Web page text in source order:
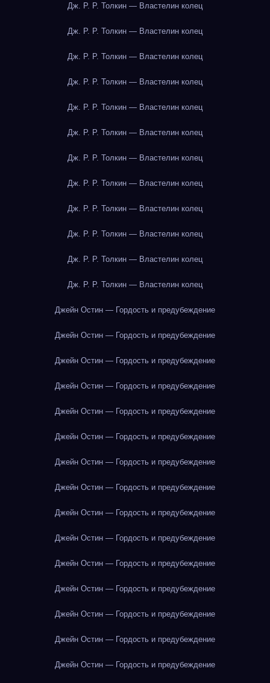
Дж. Р. Р. Толкин — Властелин колец
Дж. Р. Р. Толкин — Властелин колец
Дж. Р. Р. Толкин — Властелин колец
Дж. Р. Р. Толкин — Властелин колец
Дж. Р. Р. Толкин — Властелин колец
Дж. Р. Р. Толкин — Властелин колец
Дж. Р. Р. Толкин — Властелин колец
Дж. Р. Р. Толкин — Властелин колец
Дж. Р. Р. Толкин — Властелин колец
Дж. Р. Р. Толкин — Властелин колец
Дж. Р. Р. Толкин — Властелин колец
Дж. Р. Р. Толкин — Властелин колец
Джейн Остин — Гордость и предубеждение
Джейн Остин — Гордость и предубеждение
Джейн Остин — Гордость и предубеждение
Джейн Остин — Гордость и предубеждение
Джейн Остин — Гордость и предубеждение
Джейн Остин — Гордость и предубеждение
Джейн Остин — Гордость и предубеждение
Джейн Остин — Гордость и предубеждение
Джейн Остин — Гордость и предубеждение
Джейн Остин — Гордость и предубеждение
Джейн Остин — Гордость и предубеждение
Джейн Остин — Гордость и предубеждение
Джейн Остин — Гордость и предубеждение
Джейн Остин — Гордость и предубеждение
Джейн Остин — Гордость и предубеждение